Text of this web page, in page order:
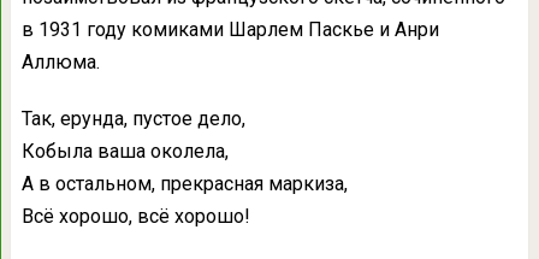
в 1931 году комиками Шарлeм Паскье и Анри
Аллюма.
Так, ерунда, пустое дело,
Кобыла ваша околела,
А в остальном, прекрасная маркиза,
Всё хорошо, всё хорошо!